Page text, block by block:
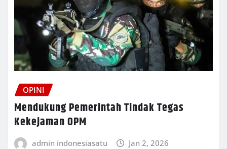
OPINI
Mendukung Pemerintah Tindak Tegas
Kekejaman OPM
admin indonesiasatu Jan 2, 2026